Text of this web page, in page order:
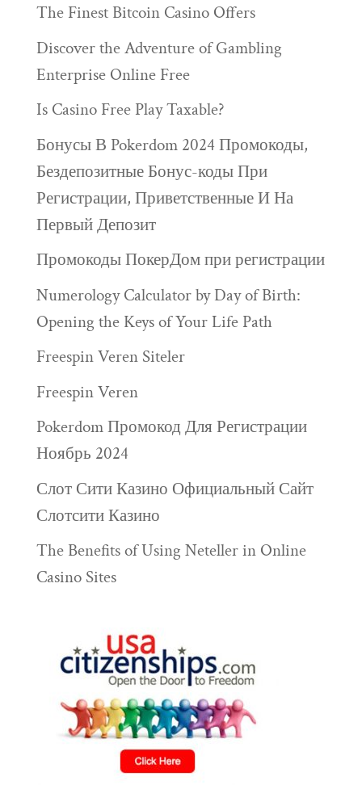
The Finest Bitcoin Casino Offers
Discover the Adventure of Gambling
Enterprise Online Free
Is Casino Free Play Taxable?
Бонусы В Pokerdom 2024 Промокоды,
Бездепозитные Бонус-коды При
Регистрации, Приветственные И На
Первый Депозит
Промокоды ПокерДом при регистрации
Numerology Calculator by Day of Birth:
Opening the Keys of Your Life Path
Freespin Veren Siteler
Freespin Veren
Pokerdom Промокод Для Регистрации
Ноябрь 2024
Слот Сити Казино Официальный Сайт
Слотсити Казино
The Benefits of Using Neteller in Online
Casino Sites